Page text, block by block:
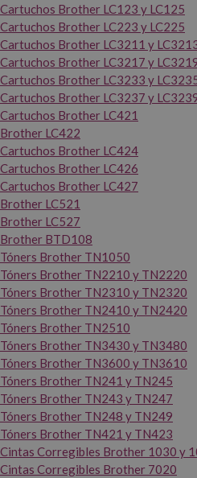
Cartuchos Brother LC123 y LC125
Cartuchos Brother LC223 y LC225
Cartuchos Brother LC3211 y
Cartuchos Brother LC3217 y
Cartuchos Brother LC3233 y
Cartuchos Brother LC3237 y
Cartuchos Brother LC421
Brother LC422
Cartuchos Brother LC424
Cartuchos Brother LC426
Cartuchos Brother LC427
Brother LC521
Brother LC527
Brother BTD108
Tóners Brother TN1050
Tóners Brother TN2210 y TN2220
Tóners Brother TN2310 y TN2320
Tóners Brother TN2410 y TN2420
Tóners Brother TN2510
Tóners Brother TN3430 y TN3480
Tóners Brother TN3600 y TN3610
Tóners Brother TN241 y TN245
Tóners Brother TN243 y TN247
Tóners Brother TN248 y TN249
Tóners Brother TN421 y TN423
Cintas Corregibles Brother 1030 y
Cintas Corregibles Brother 7020